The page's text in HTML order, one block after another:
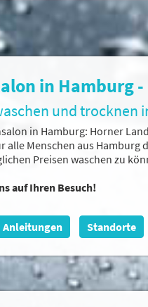
in Hamburg
und trocknen
in Hamburg: Horner
alle Menschen aus Hamburg
Preisen waschen zu
auf Ihren Besuch!
Anleitungen Standorte